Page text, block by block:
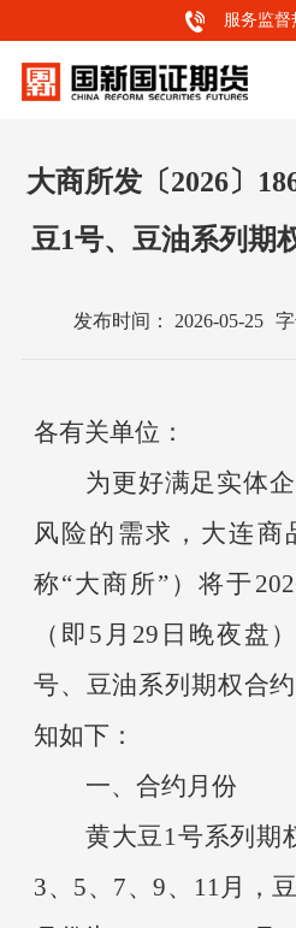
服务监督
大商所发〔2026〕
豆1号、豆油系列期
发布时间： 2026-05-25 字
各有关单位：
为更好满足实体
风险的需求，大连商
称“大商所”）将于
（即5月29日晚夜盘
号、豆油系列期权合
知如下：
一、合约月份
黄大豆1号系列期
3、5、7、9、11月，